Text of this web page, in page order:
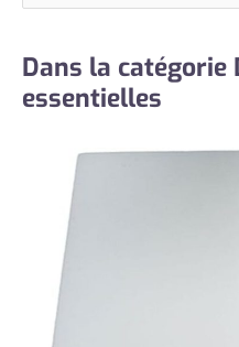
Dans la catégorie
essentielles